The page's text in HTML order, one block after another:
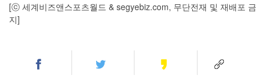
[ⓒ 세계비즈앤스포츠월드 & segyebiz.com, 무단전재 및 재배포 금
지]